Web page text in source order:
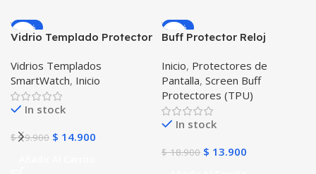
-25%
Vidrio Templado Protector
Smartwatch Samsung
Gear S3 Frontier
Vidrios Templados
SmartWatch, Inicio
In stock
$19.900 $ 14.900
-26%
Buff Protector Reloj
Samsung Galaxy Watch
Active 2
Inicio, Protectores de
Pantalla, Screen Buff
Protectores (TPU)
In stock
$18.900 $ 13.900